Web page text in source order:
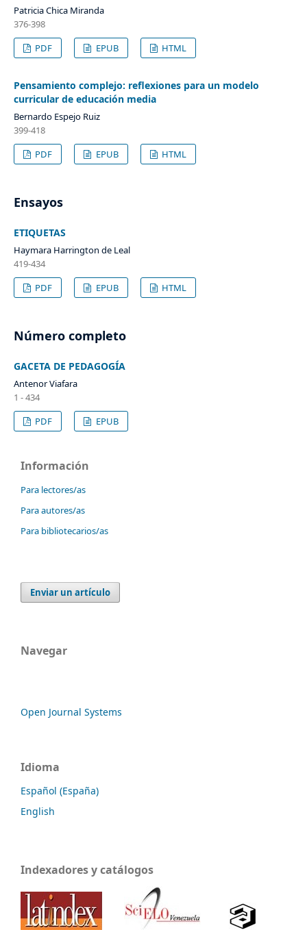
Patricia Chica Miranda
376-398
PDF
EPUB HTML
Pensamiento complejo: reflexiones para un modelo
curricular de educación media
Bernardo Espejo Ruiz
399-418
PDF
EPUB HTML
Ensayos
ETIQUETAS
Haymara Harrington de Leal
419-434
PDF
EPUB HTML
Número completo
GACETA DE PEDAGOGÍA
Antenor Viafara
1 - 434
PDF
EPUB
Información
Para lectores/as
Para autores/as
Para bibliotecarios/as
Enviar un artículo
Navegar
Open Journal Systems
Idioma
Español (España)
English
Indexadores y catálogos